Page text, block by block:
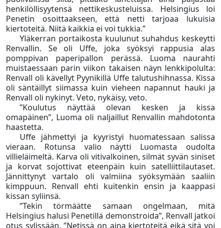
henkilöllisyytensä nettikeskusteluissa. Helsingius loi
Penetin osoittaakseen, että netti tarjoaa lukuisia
kiertoteitä. Niitä kaikkia ei voi tukkia.”
Yläkerran portaikosta kuulunut suhahdus keskeytti
Renvallin. Se oli Uffe, joka syöksyi rappusia alas
pomppivan paperipallon perässä. Luoma naurahti
muistaessaan parin viikon takaisen näyn lenkkipolulta:
Renvall oli kävellyt Pyynikillä Uffe talutushihnassa. Kissa
oli säntäillyt siimassa kuin vieheen napannut hauki ja
Renvall oli nykinyt. Veto, nykäisy, veto.
”Koulutus näyttää olevan kesken ja kissa
omapäinen”, Luoma oli naljaillut Renvallin mahdotonta
haastetta.
Uffe jähmettyi ja kyyristyi huomatessaan salissa
vieraan. Rotunsa valio näytti Luomasta oudolta
villieläimeltä. Karva oli vitivalkoinen, silmät syvän siniset
ja korvat sojottivat eteenpäin kuin satelliittilautaset.
Jännittynyt vartalo oli valmiina syöksymään saaliin
kimppuun. Renvall ehti kuitenkin ensin ja kaappasi
kissan syliinsä.
”Tekin törmäätte samaan ongelmaan, mitä
Helsingius halusi Penetillä demonstroida”, Renvall jatkoi
otus sylissään. ”Netissä on aina kiertoteitä eikä sitä voi